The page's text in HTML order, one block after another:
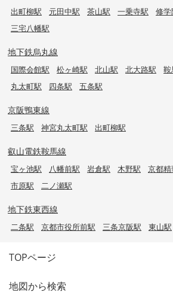
出町柳駅 元田中駅 茶山駅 一乗寺駅 修学
三宅八幡駅
地下鉄烏丸線
国際会館駅 松ヶ崎駅 北山駅 北大路駅 鞍
丸太町駅
四条駅 五条駅
京阪鴨東線
三条駅 神宮丸太町駅 出町柳駅
叡山電鉄鞍馬線
宝ヶ池駅 八幡前駅 岩倉駅 木野駅 京都
市原駅
二ノ瀬駅
地下鉄東西線
二条駅 京都市役所前駅 三条京阪駅 東山駅
TOPページ
地図から検索